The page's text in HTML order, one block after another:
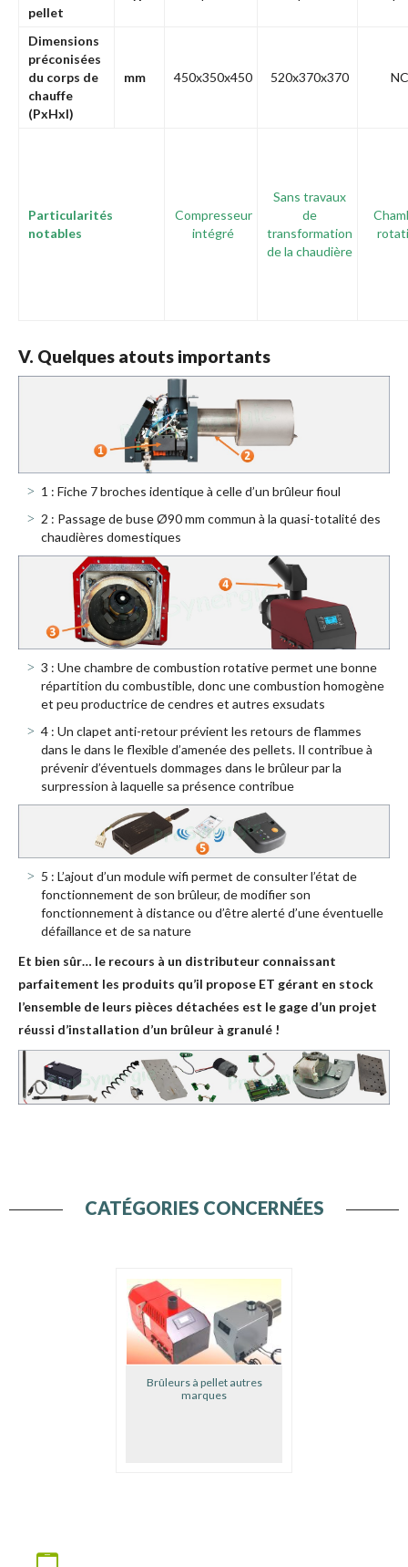
pellet
Dimensions
préconisées
du corps de
chauffe
(PxHxl)
mm 450x350x450 520x370x370 NC
Particularités
notables
Compresseur
intégré
Sans travaux
de
transformation
de la chaudière
V. Quelques atouts importants
1 : Fiche 7 broches identique à celle d’un brûleur fioul
2 : Passage de buse Ø90 mm commun à la quasi-totalité des
chaudières domestiques
3 : Une chambre de combustion rotative permet une bonne
répartition du combustible, donc une combustion homogène
et peu productrice de cendres et autres exsudats
4 : Un clapet anti-retour prévient les retours de flammes
dans le dans le flexible d’amenée des pellets. Il contribue à
prévenir d’éventuels dommages dans le brûleur par la
surpression à laquelle sa présence contribue
5 : L’ajout d’un module wifi permet de consulter l’état de
fonctionnement de son brûleur, de modifier son
fonctionnement à distance ou d’être alerté d’une éventuelle
défaillance et de sa nature
Et bien sûr… le recours à un distributeur connaissant
parfaitement les produits qu’il propose ET gérant en stock
l’ensemble de leurs pièces détachées est le gage d’un projet
réussi d’installation d’un brûleur à granulé !
CATÉGORIES CONCERNÉES
Brûleurs à pellet autres
marques